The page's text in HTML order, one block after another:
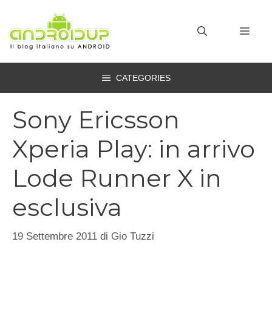
contenuto
CATEGORIES
Sony Ericsson
Xperia Play: in arrivo
Lode Runner X in
esclusiva
19 Settembre 2011 di Gio Tuzzi